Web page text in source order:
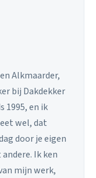
Alkmaarder,
bij Dakdekker
1995, en ik
wel, dat
door je eigen
Ik ken
mijn werk,